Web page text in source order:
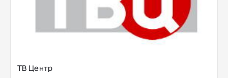
ТВ Центр